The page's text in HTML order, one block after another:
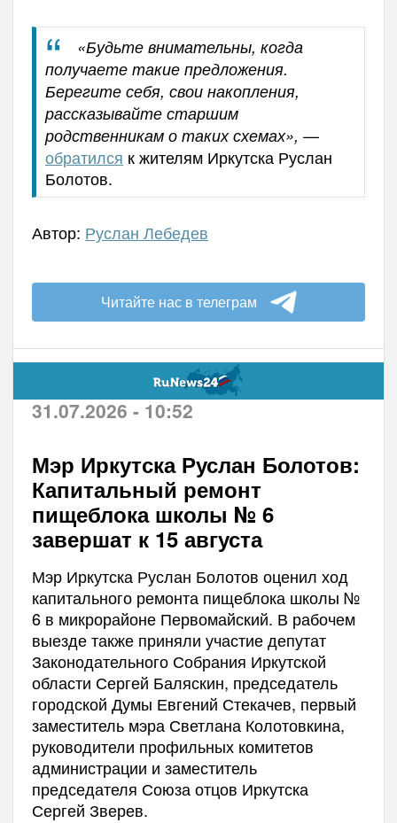
«Будьте внимательны, когда
получаете такие предложения.
Берегите себя, свои накопления,
рассказывайте старшим
родственникам о таких схемах», —
обратился к жителям Иркутска Руслан
Болотов.
Автор: Руслан Лебедев
Читайте нас в телеграм
31.07.2026 - 10:52
Мэр Иркутска Руслан Болотов:
Капитальный ремонт
пищеблока школы № 6
завершат к 15 августа
Мэр Иркутска Руслан Болотов оценил ход
капитального ремонта пищеблока школы №
6 в микрорайоне Первомайский. В рабочем
выезде также приняли участие депутат
Законодательного Собрания Иркутской
области Сергей Баляскин, председатель
городской Думы Евгений Стекачев, первый
заместитель мэра Светлана Колотовкина,
руководители профильных комитетов
администрации и заместитель
председателя Союза отцов Иркутска
Сергей Зверев.